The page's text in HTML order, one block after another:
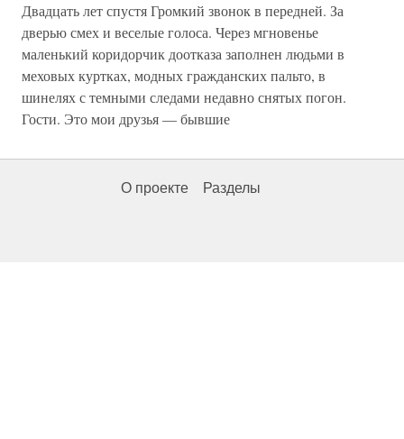
Двадцать лет спустя Громкий звонок в передней. За
дверью смех и веселые голоса. Через мгновенье
маленький коридорчик доотказа заполнен людьми в
меховых куртках, модных гражданских пальто, в
шинелях с темными следами недавно снятых погон.
Гости. Это мои друзья — бывшие
О проекте Разделы